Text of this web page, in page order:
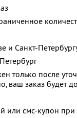
и Санкт-
только после
ваш заказ будет
или смс-купон при